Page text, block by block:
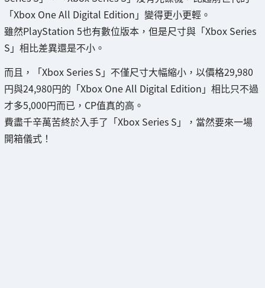
「Xbox One All Digital Edition」變得更小更輕。
雖然PlayStation 5也有數位版本，但是尺寸與「Xbox Series
S」相比差異還是不小。
而且，「Xbox Series S」不僅尺寸大幅縮小，以價格29,980
円與24,980円的「Xbox One All Digital Edition」相比只不過
才多5,000円而已，CP值真的高。
費盡千辛萬苦終於入手了「Xbox Series S」，當然要來一場
開箱儀式！